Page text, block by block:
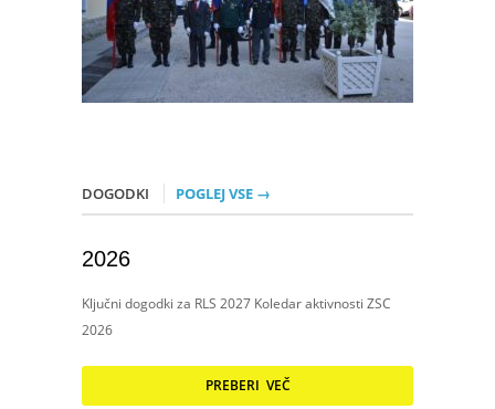
DOGODKI POGLEJ VSE →
2026
Ključni dogodki za RLS 2027 Koledar aktivnosti ZSC
2026
PREBERI VEČ